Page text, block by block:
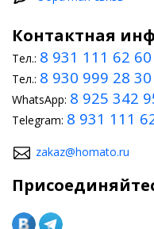
достаточно использовать
обеспечивает более
устанавливают спойлер.
аксессуаров, которые
своего авто.
Контактная
Тел.: 8 931 111 62 60
Тел.: 8 930 999 28 30
WhatsApp: 8 925 342
Telegram: 8 931 111
zakaz@homato.ru